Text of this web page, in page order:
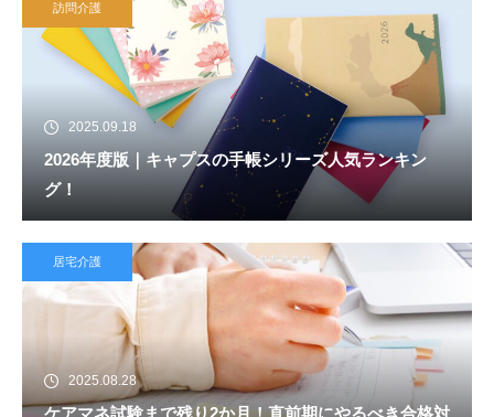
訪問介護
2025.09.18
2026年度版｜キャプスの手帳シリーズ人気ランキン
グ！
居宅介護
2025.08.28